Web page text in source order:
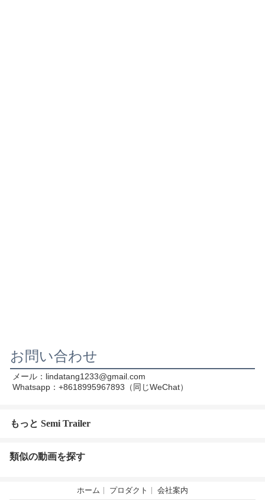
お問い合わせ
Whatsapp：+8618995967893（同じWeChat）
もっと Semi Trailer
類似の動画を探す
ホーム プロダクト 会社案内